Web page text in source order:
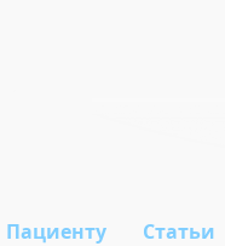
Пациенту Статьи